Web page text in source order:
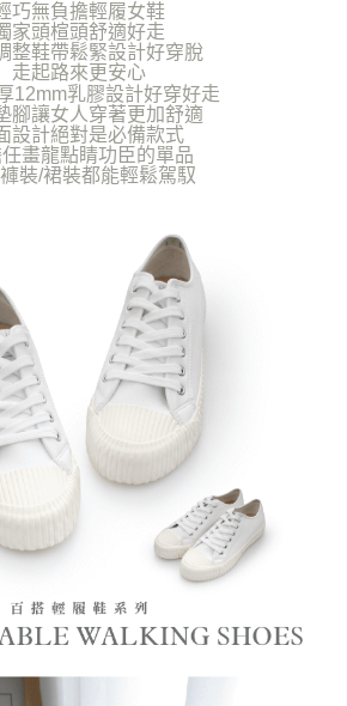
巧無負擔輕履女鞋
家頭楦頭舒適好走
整鞋帶鬆緊設計好穿脫
走起路來更安心
12mm乳膠設計好穿好走
腳讓女人穿著更加舒適
設計絕對是必備款式
畫龍點睛功臣的單品
裝/裙裝都能輕鬆駕馭